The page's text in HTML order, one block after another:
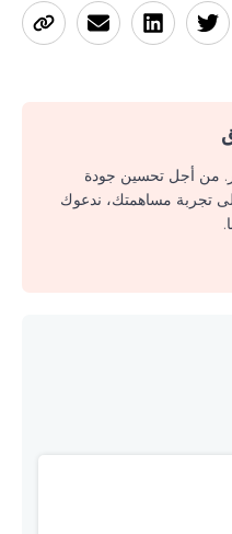
من أجل تحسين جودة
إلى تجربة مساهمتك، ندعوك